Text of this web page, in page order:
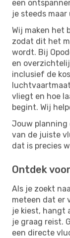
een
je steeds
Wij maken het
zodat dit het
wordt. Bij
en
inclusief de
vliegt en hoe
begint. Wij
Jouw planning
van de juiste
dat is precies
Ontdek
Als je zoekt
meteen dat er
je kiest, hangt
je graag reist.
een directe